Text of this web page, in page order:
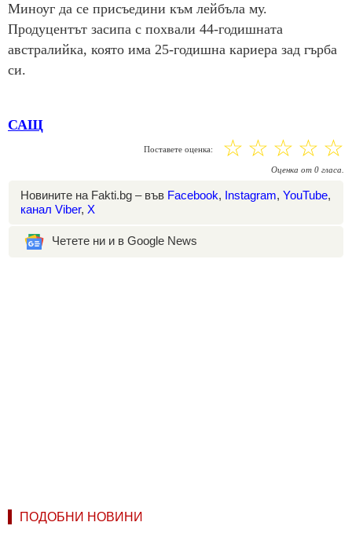
Миноуг да се присъедини към лейбъла му.
Продуцентът засипа с похвали 44-годишната
австралийка, която има 25-годишна кариера зад гърба
си.
САЩ
Поставете оценка: ☆
☆
☆
☆
☆
Оценка от 0 гласа.
Новините на Fakti.bg – във Facebook, Instagram, YouTube,
канал Viber, X
Четете ни и в Google News
ПОДОБНИ НОВИНИ